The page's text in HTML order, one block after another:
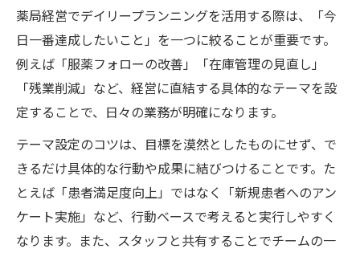
薬局経営を支えるスタッフの意識改革にも
効果
現場における薬局経営課題への時短対策
薬局経営の現場で課題を時短で解決する工
調剤薬局の業務効率化を促す時短テクニッ
ク
薬局経営に役立つ時間ブロック術の具体例
ムダな待機時間を減らす薬局経営の時短術
薬局経営でデイリープランニングを活用する際は、「今
日一番達成したいこと」を一つに絞ることが重要です。
例えば「服薬フォローの改善」「在庫管理の見直し」
「残業削減」など、経営に直結する具体的なテーマを設
定することで、日々の業務が明確になります。
テーマ設定のコツは、目標を漠然としたものにせず、で
きるだけ具体的な行動や成果に結びつけることです。た
とえば「患者満足度向上」ではなく「新規患者へのアン
ケート実施」など、行動ベースで考えると実行しやすく
なります。また、スタッフと共有することでチームの一